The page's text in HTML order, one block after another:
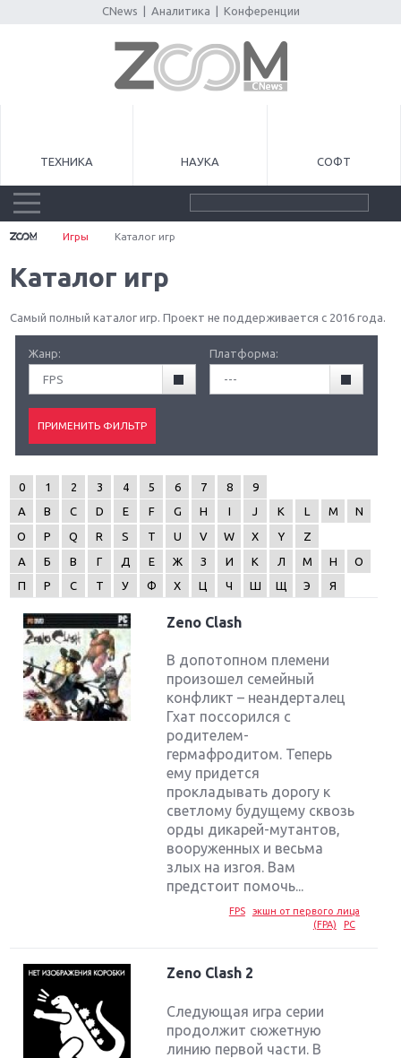
CNews Аналитика Конференции
ТЕХНИКА НАУКА СОФТ
Игры Каталог игр
Каталог игр
Самый полный каталог игр. Проект не поддерживается с 2016 года.
Жанр:
FPS
Платформа:
---
0 1 2 3 4 5 6 7 8
9
A
B C D E F G H I J K L M
N
O
P Q R S T U V W X Y
Z
А
Б В Г Д Е Ж З И К Л М Н
О
П
Р С Т У Ф Х Ц Ч Ш Щ Э Я
Zeno Clash
В допотопном племени
произошел семейный
конфликт – неандерталец
Гхат поссорился с
родителем-
гермафродитом. Теперь
ему придется
прокладывать дорогу к
светлому будущему сквозь
орды дикарей-мутантов,
вооруженных и весьма
злых на изгоя. Вам
предстоит помочь...
FPS
экшн от первого лица
(FPA)
PC
Zeno Clash 2
Следующая игра серии
продолжит сюжетную
линию первой части. В